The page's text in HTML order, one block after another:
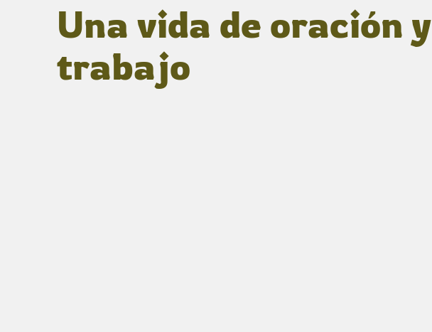
Una vida de oración y
trabajo